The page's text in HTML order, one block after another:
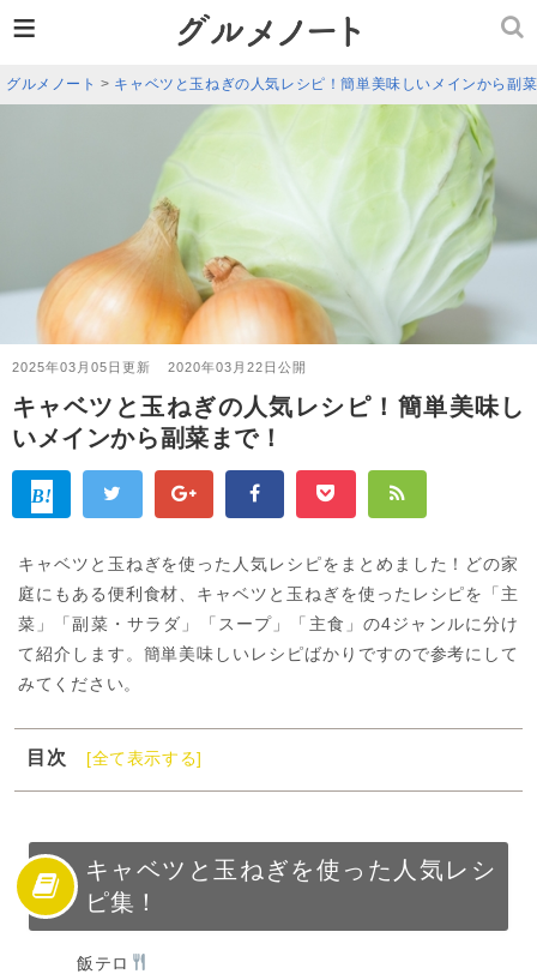
グルメノート > キャベツと玉ねぎの人気レシピ！簡単美味しいメインから副
2025年03月05日更新 2020年03月22日公開
キャベツと玉ねぎの人気レシピ！簡単美味し
いメインから副菜まで！
キャベツと玉ねぎを使った人気レシピをまとめました！どの家
庭にもある便利食材、キャベツと玉ねぎを使ったレシピを「主
菜」「副菜・サラダ」「スープ」「主食」の4ジャンルに分け
て紹介します。簡単美味しいレシピばかりですので参考にして
みてください。
目次
[全て表示する]
1
キャベツと玉ねぎを使った人気レシピ集！
3
キャベツと玉ねぎを使った人気レシピ【副菜・サラダ】
4
キャベツと玉ねぎを使った人気レシピ【スープ】
5
キャベツと玉ねぎを使った人気レシピ【主食】
キャベツと玉ねぎの人気レシピで献立に困らない！
キャベツと玉ねぎを使った人気レシ
ピ集！
飯テロ
≡